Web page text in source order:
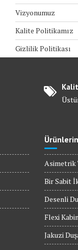
Vizyonumuz
Kalite Politikamız
Gizlilik Politikası
Asimetrik
Bir Sabit
Desenli
Flexi
Jakuzi